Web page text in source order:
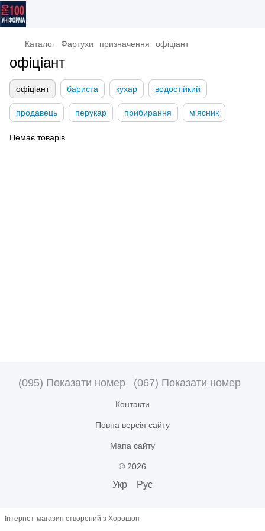
Каталог Фартухи призначення офіціант
офіціант
офіціант бариста кухар водостійкий
продавець перукар прибирання м'ясник
Немає товарів
(095) Показати номер (067) Показати номер
Контакти
Повна версія сайту
Мапа сайту
© 2026
Укр Рус
Інтернет-магазин створений з Хорошоп